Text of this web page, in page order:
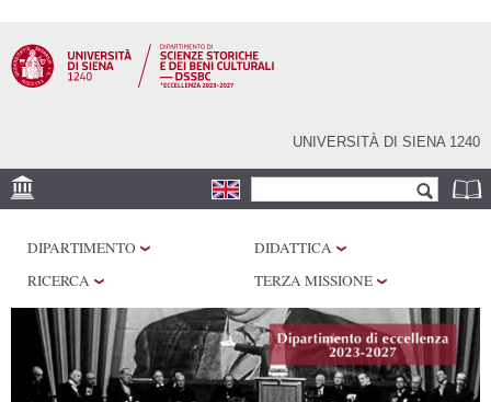
contenuto
principale
UNIVERSITÀ DI SIENA 1240
Form di ricerca
CENTRI DI RICERCA
LABORATORI
BIBLIOTECHE
SERVIZI
DIPARTIMENTO
DIDATTICA
RICERCA
TERZA MISSIONE